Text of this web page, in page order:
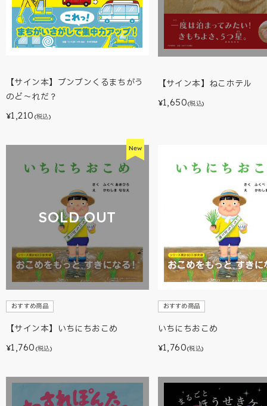
【サイン本】ブンブンくるまちがう
のど～れだ？
¥1,210 (税込)
【サイン本】ねこホテル
¥1,650(税込)
SOLD OUT
おすすめ商品
【サイン本】いちにちおこめ
¥1,760 (税込)
おすすめ商品
いちにちおこめ
¥1,760(税込)